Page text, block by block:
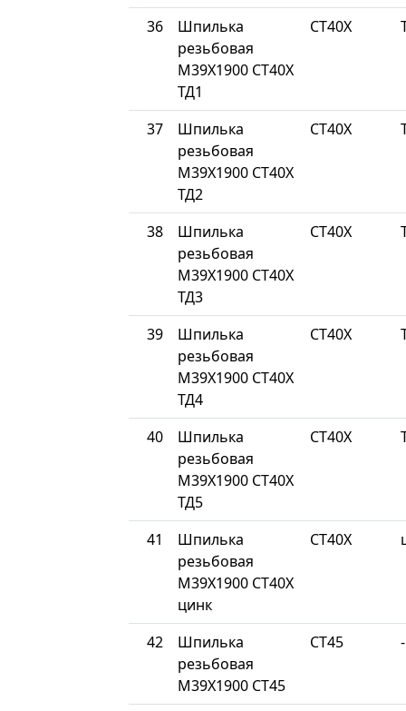
36
Шпилька
резьбовая
М39Х1900 СТ40Х
ТД1
СТ40Х
37
Шпилька
резьбовая
М39Х1900 СТ40Х
ТД2
СТ40Х
38
Шпилька
резьбовая
М39Х1900 СТ40Х
ТД3
СТ40Х
39
Шпилька
резьбовая
М39Х1900 СТ40Х
ТД4
СТ40Х
40
Шпилька
резьбовая
М39Х1900 СТ40Х
ТД5
СТ40Х
41
Шпилька
резьбовая
М39Х1900 СТ40Х
цинк
СТ40Х
42
Шпилька
резьбовая
М39Х1900 СТ45
СТ45 -